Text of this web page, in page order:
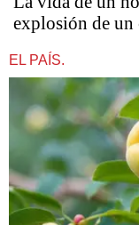
explosión de un
EL PAÍS.